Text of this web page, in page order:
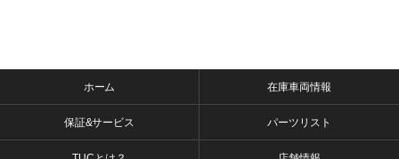
ホーム 在庫車両情報
保証&サービス パーツリスト